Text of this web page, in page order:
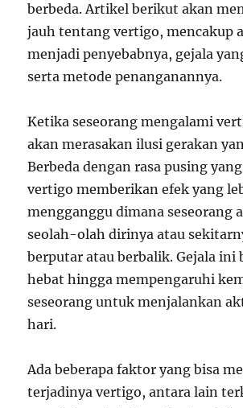
berbeda. Artikel berikut akan
jauh tentang vertigo, mencakup
menjadi penyebabnya, gejala
serta metode penanganannya.
Ketika seseorang mengalami
akan merasakan ilusi gerakan
Berbeda dengan rasa pusing
vertigo memberikan efek yang
mengganggu dimana seseorang
seolah-olah dirinya atau
berputar atau berbalik. Gejala ini
hebat hingga mempengaruhi
seseorang untuk menjalankan
hari.
Ada beberapa faktor yang bisa
terjadinya vertigo, antara lain